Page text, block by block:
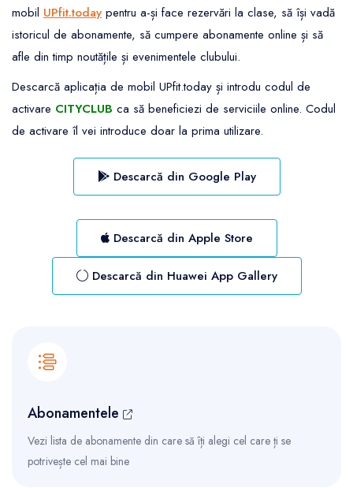
mobil UPfit.today pentru a-și face rezervări la clase, să își vadă
istoricul de abonamente, să cumpere abonamente online și să
afle din timp noutățile și evenimentele clubului.
Descarcă aplicația de mobil UPfit.today și introdu codul de
activare CITYCLUB ca să beneficiezi de serviciile online. Codul
de activare îl vei introduce doar la prima utilizare.
Descarcă din Google Play
Descarcă din Apple Store
Descarcă din Huawei App Gallery
Abonamentele
Vezi lista de abonamente din care să îți alegi cel care ți se
potrivește cel mai bine